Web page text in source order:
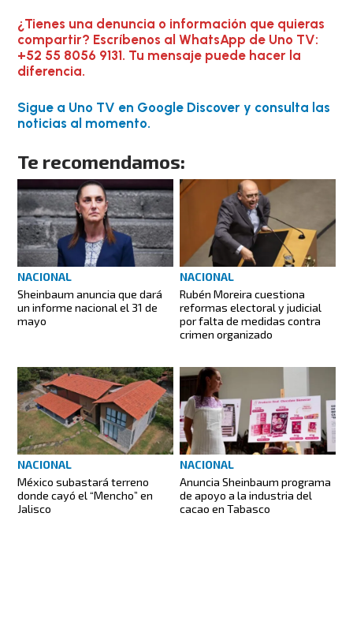
¿Tienes una denuncia o información que quieras
compartir? Escríbenos al WhatsApp de Uno TV:
+52 55 8056 9131. Tu mensaje puede hacer la
diferencia.
Sigue a Uno TV en Google Discover y consulta las
noticias al momento.
Te recomendamos:
NACIONAL
Sheinbaum anuncia que dará
un informe nacional el 31 de
mayo
NACIONAL
Rubén Moreira cuestiona
reformas electoral y judicial
por falta de medidas contra
crimen organizado
NACIONAL
México subastará terreno
donde cayó el “Mencho” en
Jalisco
NACIONAL
Anuncia Sheinbaum programa
de apoyo a la industria del
cacao en Tabasco